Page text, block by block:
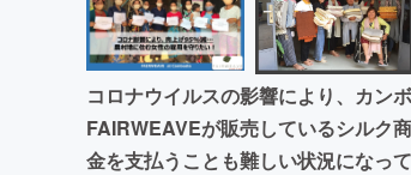
コロナウイルスの影響により、カン
FAIRWEAVEが販売しているシルク
金を支払うことも難しい状況になっ